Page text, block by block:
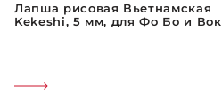
Лапша рисовая Вьетнамская
Kekeshi, 5 мм, для Фо Бо и Вок